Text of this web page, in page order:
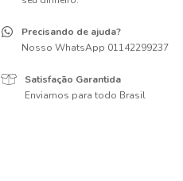
Precisando de ajuda?
Nosso WhatsApp 01142299237
Satisfação Garantida
Enviamos para todo Brasil